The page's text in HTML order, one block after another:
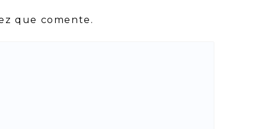
que comente.